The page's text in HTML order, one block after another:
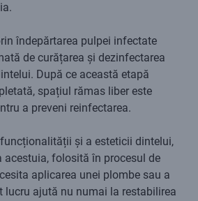
îndepărtarea pulpei infectate
de curățarea și dezinfectarea
După ce această etapă
spațiul rămas liber este
a preveni reinfectarea.
funcționalității și a esteticii dintelui,
acestuia, folosită în procesul de
aplicarea unei plombe sau a
lucru ajută nu numai la restabilirea